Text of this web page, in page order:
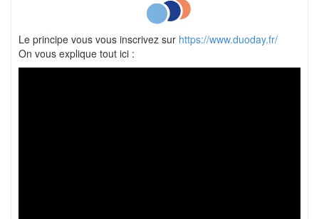
Le principe vous vous inscrivez sur https://www.duoday.fr/
On vous explique tout ici :